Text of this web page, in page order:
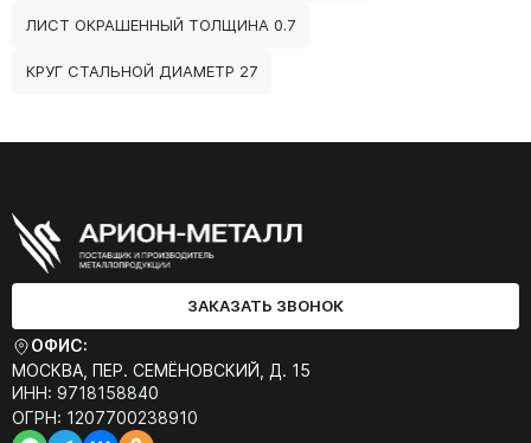
ЛИСТ ОКРАШЕННЫЙ ТОЛЩИНА 0.7
КРУГ СТАЛЬНОЙ ДИАМЕТР 27
ЗАКАЗАТЬ ЗВОНОК
ОФИС:
МОСКВА, ПЕР. СЕМЁНОВСКИЙ, Д. 15
ИНН: 9718158840
ОГРН: 1207700238910